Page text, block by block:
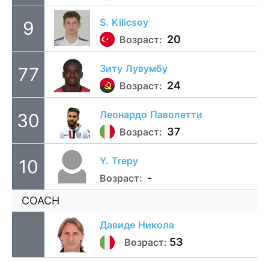
9 S. Kilicsoy
Возраст: 20
77 Зиту Лувумбу
Возраст: 24
30 Леонардо Паволетти
Возраст: 37
10 Y. Trepy
Возраст: -
COACH
Давиде Никола
Возраст: 53